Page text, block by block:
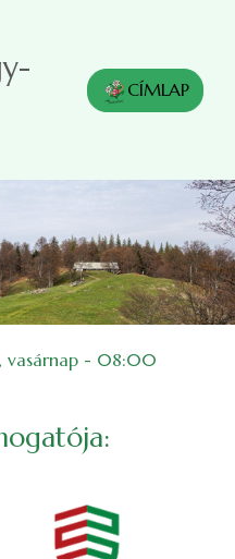
CÍMLAP
vasárnap - 08:00